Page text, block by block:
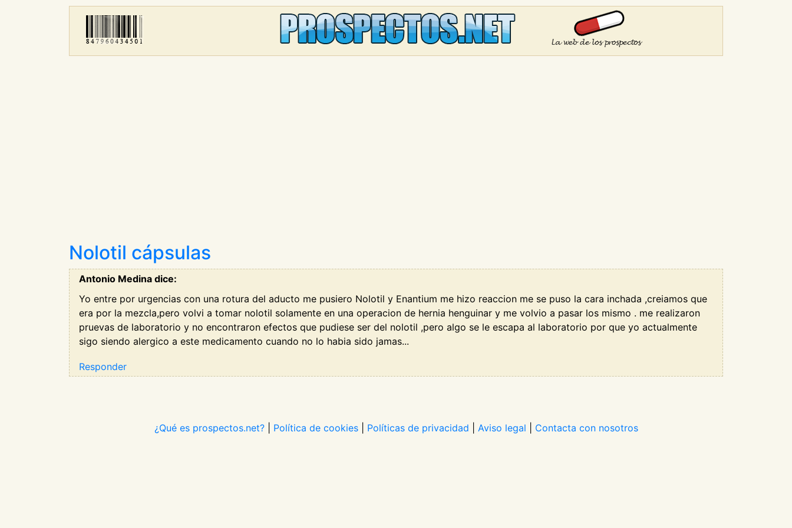
Nolotil cápsulas
Antonio Medina dice:
Yo entre por urgencias con una rotura del aducto me pusiero Nolotil y Enantium me hizo reaccion me se puso la cara inchada ,creiamos que
era por la mezcla,pero volvi a tomar nolotil solamente en una operacion de hernia henguinar y me volvio a pasar los mismo . me realizaron
pruevas de laboratorio y no encontraron efectos que pudiese ser del nolotil ,pero algo se le escapa al laboratorio por que yo actualmente
sigo siendo alergico a este medicamento cuando no lo habia sido jamas...
Responder
¿Qué es prospectos.net?| Política de cookies| Políticas de privacidad Aviso legal Contacta con nosotros